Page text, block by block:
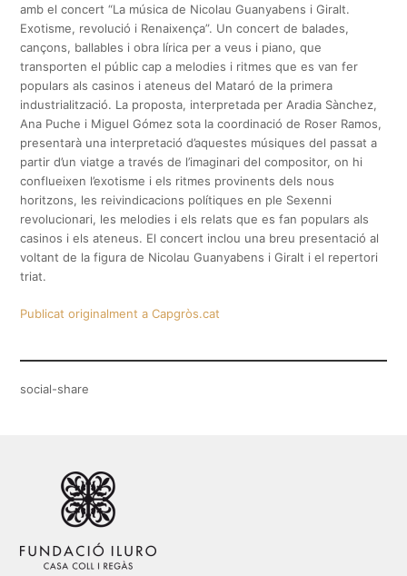
amb el concert “La música de Nicolau Guanyabens i Giralt.
Exotisme, revolució i Renaixença”. Un concert de balades,
cançons, ballables i obra lírica per a veus i piano, que
transporten el públic cap a melodies i ritmes que es van fer
populars als casinos i ateneus del Mataró de la primera
industrialització. La proposta, interpretada per Aradia Sànchez,
Ana Puche i Miguel Gómez sota la coordinació de Roser Ramos,
presentarà una interpretació d’aquestes músiques del passat a
partir d’un viatge a través de l’imaginari del compositor, on hi
conflueixen l’exotisme i els ritmes provinents dels nous
horitzons, les reivindicacions polítiques en ple Sexenni
revolucionari, les melodies i els relats que es fan populars als
casinos i els ateneus. El concert inclou una breu presentació al
voltant de la figura de Nicolau Guanyabens i Giralt i el repertori
triat.
Publicat originalment a Capgròs.cat
social-share